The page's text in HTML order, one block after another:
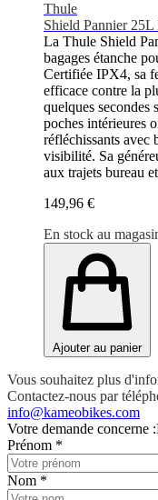
Thule
Shield Pannier
La Thule Shield
bagages étanche
Certifiée IPX4, sa
efficace contre la
quelques secondes
poches intérieures
réfléchissants avec
visibilité. Sa
aux trajets bureau
149,96 €
En stock au
Ajouter au panier
Vous souhaitez plus
Contactez-nous par
info@kameobikes.com
Votre demande concerne :
Prénom *
Nom *